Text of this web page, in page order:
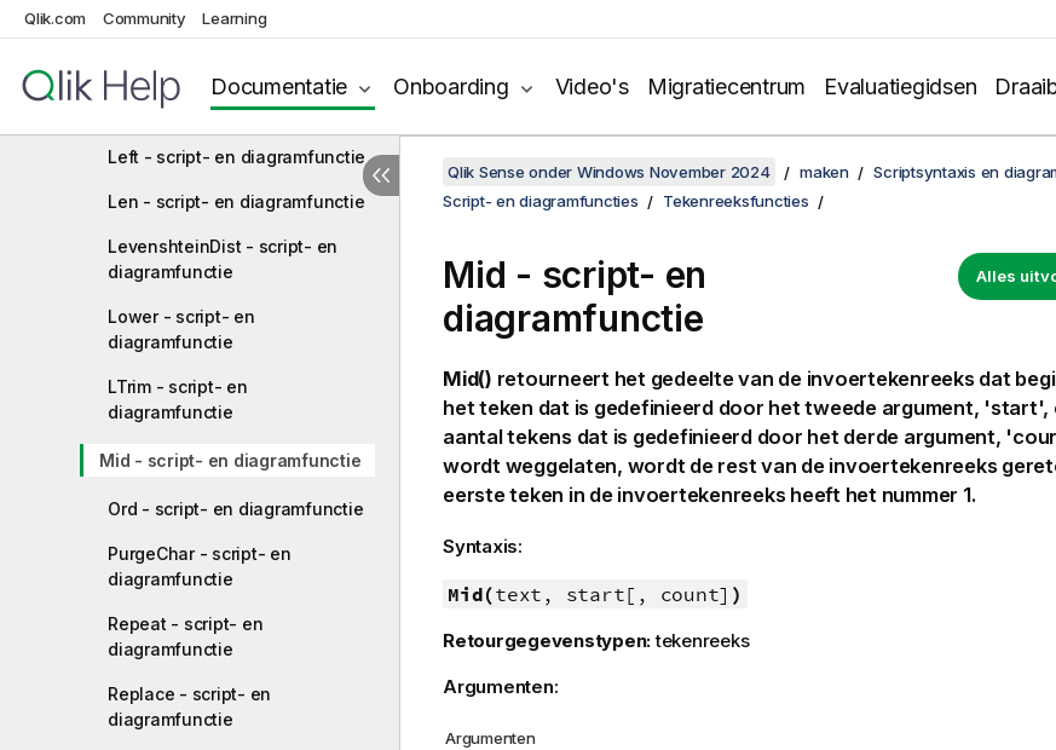
Qlik.com Community Learning
Documentatie Onboarding Video's Migratiecentrum Evaluatiegidsen
JsonSet - script- en
diagramfunctie
KeepChar - script- en
diagramfunctie
Left - script- en diagramfunctie
Len - script- en diagramfunctie
LevenshteinDist - script- en
diagramfunctie
Lower - script- en
diagramfunctie
LTrim - script- en
diagramfunctie
Mid - script- en diagramfunctie
Ord - script- en diagramfunctie
PurgeChar - script- en
diagramfunctie
Repeat - script- en
diagramfunctie
Replace - script- en
diagramfunctie
Qlik Sense onder Windows November 2024 maken
Scriptsyntaxis en
Script- en diagramfuncties
Tekenreeksfuncties
Alles
Mid - script- en
diagramfunctie
Mid() retourneert het gedeelte van de invoertekenreeks dat
het teken dat is gedefinieerd door het tweede argument,
aantal tekens dat is gedefinieerd door het derde argument,
wordt weggelaten, wordt de rest van de invoertekenreeks
eerste teken in de invoertekenreeks heeft het nummer 1.
Syntaxis:
Mid(text, start[, count] )
Retourgegevenstypen:tekenreeks
Argumenten:
Argumenten